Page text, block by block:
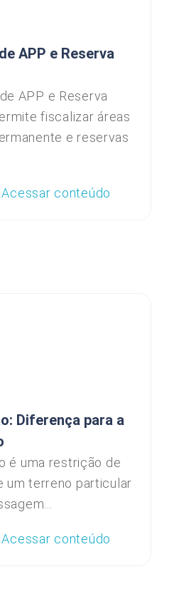
APP e Reserva
APP e Reserva
fiscalizar áreas
e reservas
Acessar conteúdo
Diferença para a
é uma restrição de
um terreno particular
Acessar conteúdo